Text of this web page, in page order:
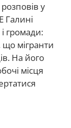
розповів у
Галині
громади:
мігранти
На його
місця